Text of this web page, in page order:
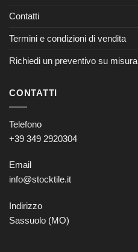
Contatti
Termini e condizioni di vendita
Richiedi un preventivo su misura
CONTATTI
Telefono
+39 349 2920304
Email
info@stocktile.it
Indirizzo
Sassuolo (MO)